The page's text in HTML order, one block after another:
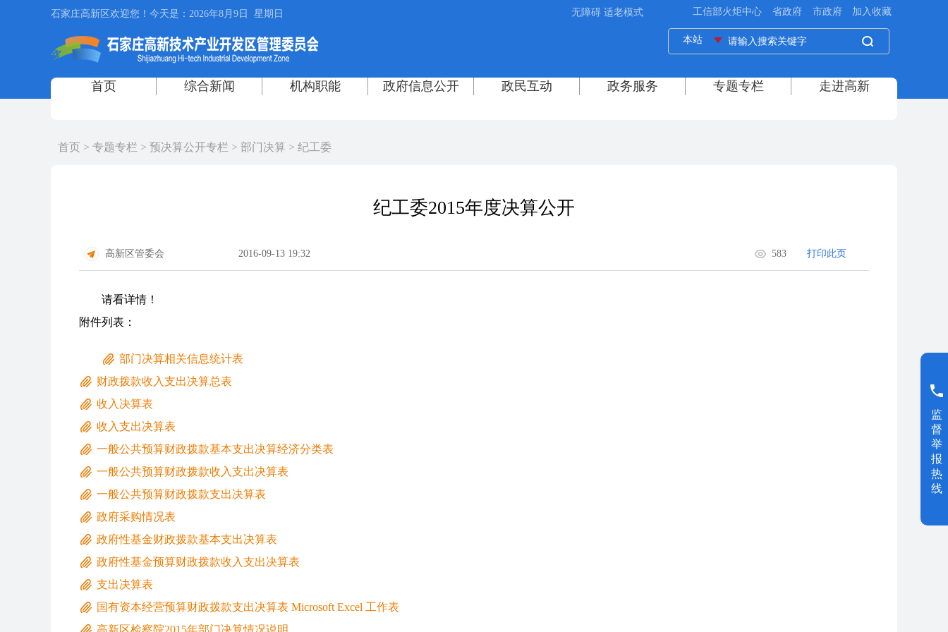
无障碍 适老模式
首页 > 专题专栏 > 预决算公开专栏 > 部门决算 > 纪工委
纪工委2015年度决算公开
高新区管委会 2016-09-13 19:32 583 打印此页
请看详情！
附件列表：
部门决算相关信息统计表
财政拨款收入支出决算总表
收入决算表
收入支出决算表
一般公共预算财政拨款基本支出决算经济分类表
一般公共预算财政拨款收入支出决算表
一般公共预算财政拨款支出决算表
政府采购情况表
政府性基金财政拨款基本支出决算表
政府性基金预算财政拨款收入支出决算表
支出决算表
国有资本经营预算财政拨款支出决算表 Microsoft Excel 工作表
高新区检察院2015年部门决算情况说明
监
督
举
报
热
线